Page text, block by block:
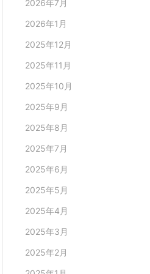
2026年7月
2026年1月
2025年12月
2025年11月
2025年10月
2025年9月
2025年8月
2025年7月
2025年6月
2025年5月
2025年4月
2025年3月
2025年2月